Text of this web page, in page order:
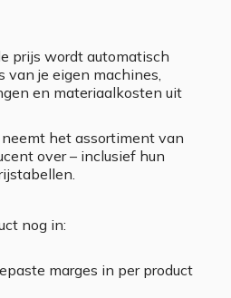
prijs wordt automatisch
van je eigen machines,
en materiaalkosten uit
het assortiment van
over – inclusief hun
nog in:
marges in per product